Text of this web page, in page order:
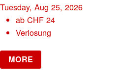
Tuesday, Aug 25, 2026
abCHF 24
Verlosung
MORE